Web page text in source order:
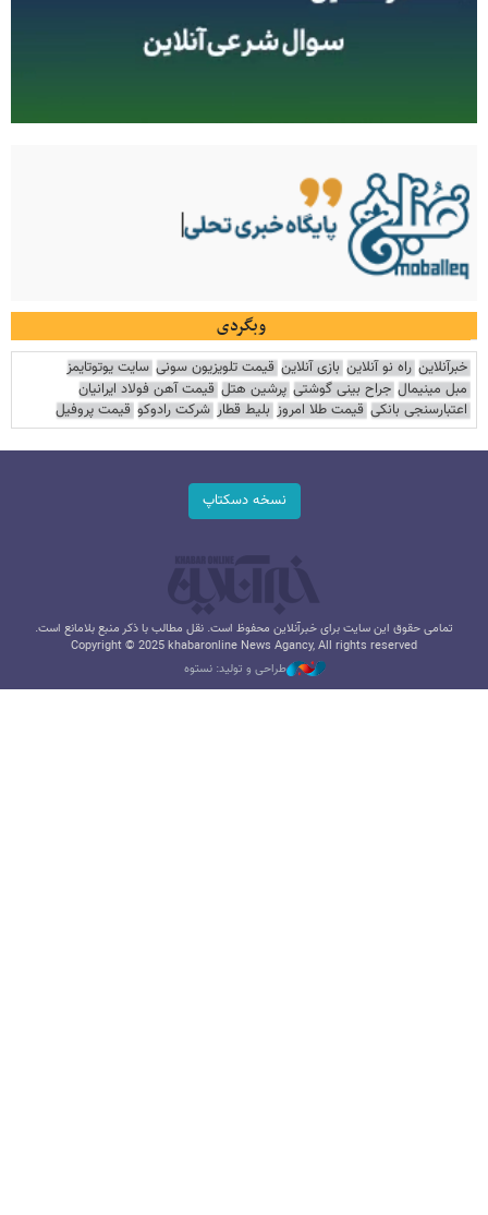
وبگردی
خبرآنلاین راه نو آنلاین بازی آنلاین قیمت تلویزیون سونی سایت یوتوتایمز
مبل مینیمال جراح بینی گوشتی پرشین هتل قیمت آهن فولاد ایرانیان
اعتبارسنجی بانکی قیمت طلا امروز بلیط قطار شرکت رادوکو قیمت پروفیل
نسخه دسکتاپ
تمامی حقوق این سایت برای خبرآنلاین محفوظ است. نقل مطالب با ذکر منبع بلامانع است.
Copyright © 2025 khabaronline News Agancy, All rights reserved
طراحی و تولید: نستوه